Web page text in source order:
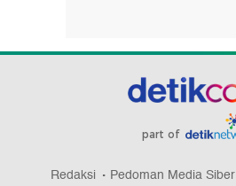
part of
Redaksi Pedoman Media Siber